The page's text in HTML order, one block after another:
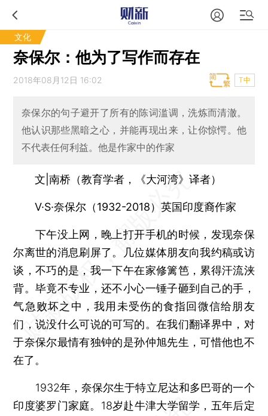
文化
奈保尔：他为了写作而存在
2018年08月12日 16:02 T中
奈保尔的句子避开了所有的陈词滥调，洗炼而清澈。
他认识那些黑暗之心，并能再现出来，让你惊愕。他
不代表任何利益。他是作家中的作家
文|南桥 （教育学者，《大河湾》译者）
V·S·奈保尔（1932-2018）英国印度裔作家
下午没上网，晚上打开手机的时候，发现奈保
尔离世的消息刷屏了。几位媒体朋友向我约稿或访
谈，不巧的是，我一下午在家修篱笆，累得汗流浃
背。毕竟不专业，还不小心一锤子砸到自己的手，
气急败坏之中，我用未受伤的食指回微信给朋友
们，说没什么可说的可写的。在我们翻译界中，对
于奈保尔最情有独钟的是孙仲旭先生，可惜他也不
在了。
1932年，奈保尔生于特立尼达和多巴哥的一个
印度婆罗门家庭。18岁赴牛津大学留学，五年后定